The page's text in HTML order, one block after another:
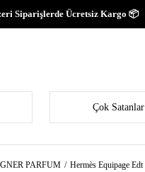
Siparişlerde Ücretsiz Kargo 📦
Çok Satanlar
PARFUM Hermès Equipage Edt